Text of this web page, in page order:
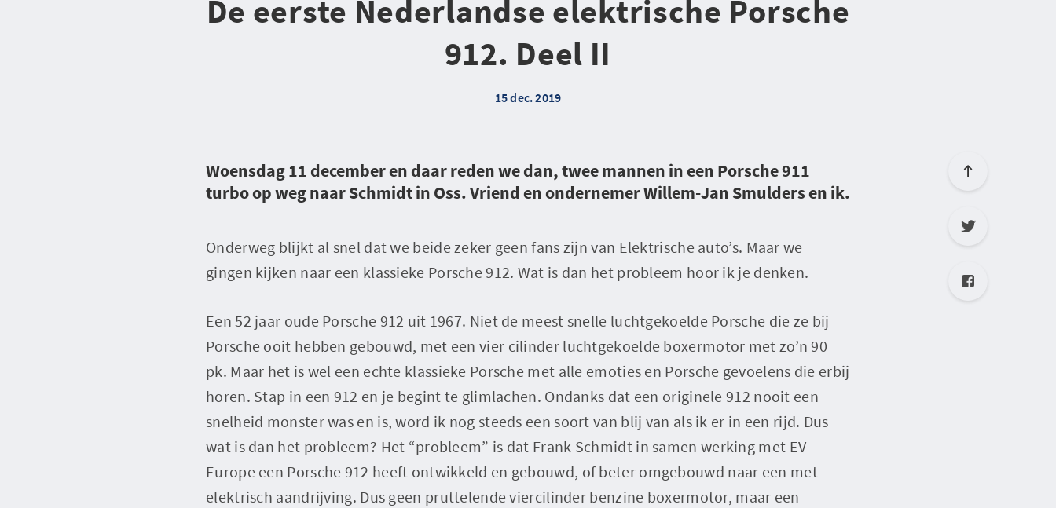
De eerste Nederlandse elektrische Porsche
912. Deel II
15 dec. 2019
Woensdag 11 december en daar reden we dan, twee mannen in een Porsche 911
turbo op weg naar Schmidt in Oss. Vriend en ondernemer Willem-Jan Smulders en ik.
Onderweg blijkt al snel dat we beide zeker geen fans zijn van Elektrische auto’s. Maar we
gingen kijken naar een klassieke Porsche 912. Wat is dan het probleem hoor ik je denken.
Een 52 jaar oude Porsche 912 uit 1967. Niet de meest snelle luchtgekoelde Porsche die ze bij
Porsche ooit hebben gebouwd, met een vier cilinder luchtgekoelde boxermotor met zo’n 90
pk. Maar het is wel een echte klassieke Porsche met alle emoties en Porsche gevoelens die erbij
horen. Stap in een 912 en je begint te glimlachen. Ondanks dat een originele 912 nooit een
snelheid monster was en is, word ik nog steeds een soort van blij van als ik er in een rijd. Dus
wat is dan het probleem? Het “probleem” is dat Frank Schmidt in samen werking met EV
Europe een Porsche 912 heeft ontwikkeld en gebouwd, of beter omgebouwd naar een met
elektrisch aandrijving. Dus geen pruttelende viercilinder benzine boxermotor, maar een